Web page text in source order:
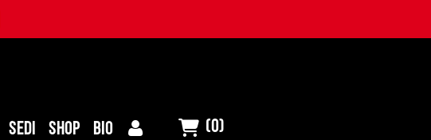
SEDI SHOP BIO (0)